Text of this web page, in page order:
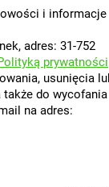
i informacje
adres: 31-752
prywatności
usunięcia
także do wycofania
na adres: